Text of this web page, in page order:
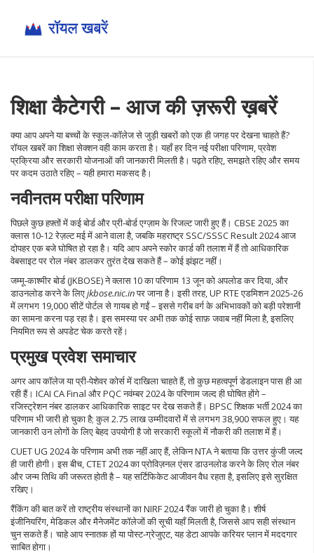
शिक्षा कैटेगरी – आज की ज़रूरी ख़बरें
क्या आप अपने या बच्चों के स्कूल‑कॉलेज से जुड़ी खबरों को एक ही जगह पर देखना चाहते हैं?
रॉयल खबरें का शिक्षा सेक्शन वही काम करता है। यहाँ हर दिन नई परीक्षा परिणाम, प्रवेश
प्रक्रिया और सरकारी योजनाओं की जानकारी मिलती है। पढ़ते रहिए, समझते रहिए और समय
पर कदम उठाते रहिए – यही हमारा मकसद है।
नवीनतम परीक्षा परिणाम
पिछले कुछ हफ़्तों में कई बोर्ड और प्री‑बोर्ड एग्ज़ाम के रिजल्ट जारी हुए हैं। CBSE 2025 का
क्लास 10‑12 रेज़ल्ट मई में आने वाला है, जबकि महराष्ट्र SSC/SSSC Result 2024 आज
दोपहर एक बजे घोषित हो रहा है। यदि आप अपने स्कोर कार्ड की तलाश में हैं तो आधिकारिक
वेबसाइट पर रोल नंबर डालकर तुरंत देख सकते हैं – कोई झंझट नहीं।
जम्मू‑काश्मीर बोर्ड (JKBOSE) ने क्लास 10 का परिणाम 13 जून को अपलोड कर दिया, और
डाउनलोड करने के लिएjkbose.nic.inपर जाना है। इसी तरह, UP RTE एडमिशन 2025‑26
में लगभग 19,000 सीटें पोर्टल से गायब हो गईं – इससे गरीब वर्ग के अभिभावकों को बड़ी परेशानी
का सामना करना पड़ रहा है। इस समस्या पर अभी तक कोई साफ़ जवाब नहीं मिला है, इसलिए
नियमित रूप से अपडेट चेक करते रहें।
प्रमुख प्रवेश समाचार
अगर आप कॉलेज या प्री‑पेशेवर कोर्स में दाखिला चाहते हैं, तो कुछ महत्वपूर्ण डेडलाइन पास ही आ
रही हैं। ICAI CA Final और PQC नवंम्बर 2024 के परिणाम जल्द ही घोषित होंगे –
रजिस्ट्रेशन नंबर डालकर आधिकारिक साइट पर देख सकते हैं। BPSC शिक्षक भर्ती 2024 का
परिणाम भी जारी हो चुका है; कुल 2.75 लाख उम्मीदवारों में से लगभग 38,900 सफल हुए। यह
जानकारी उन लोगों के लिए बेहद उपयोगी है जो सरकारी स्कूलों में नौकरी की तलाश में हैं।
CUET UG 2024 के परिणाम अभी तक नहीं आए हैं, लेकिन NTA ने बताया कि उत्तर कुंजी जल्द
ही जारी होगी। इस बीच, CTET 2024 का प्रोविज़नल एंसर डाउनलोड करने के लिए रोल नंबर
और जन्म तिथि की जरूरत होती है – यह सर्टिफिकेट आजीवन वैध रहता है, इसलिए इसे सुरक्षित
रखिए।
रैंकिंग की बात करें तो राष्ट्रीय संस्थानों का NIRF 2024 रैंक जारी हो चुका है। शीर्ष
इंजीनियरिंग, मेडिकल और मैनेजमेंट कॉलेजों की सूची यहाँ मिलती है, जिससे आप सही संस्थान
चुन सकते हैं। चाहे आप स्नातक हों या पोस्ट‑ग्रेजुएट, यह डेटा आपके करियर प्लान में मददगार
साबित होगा।